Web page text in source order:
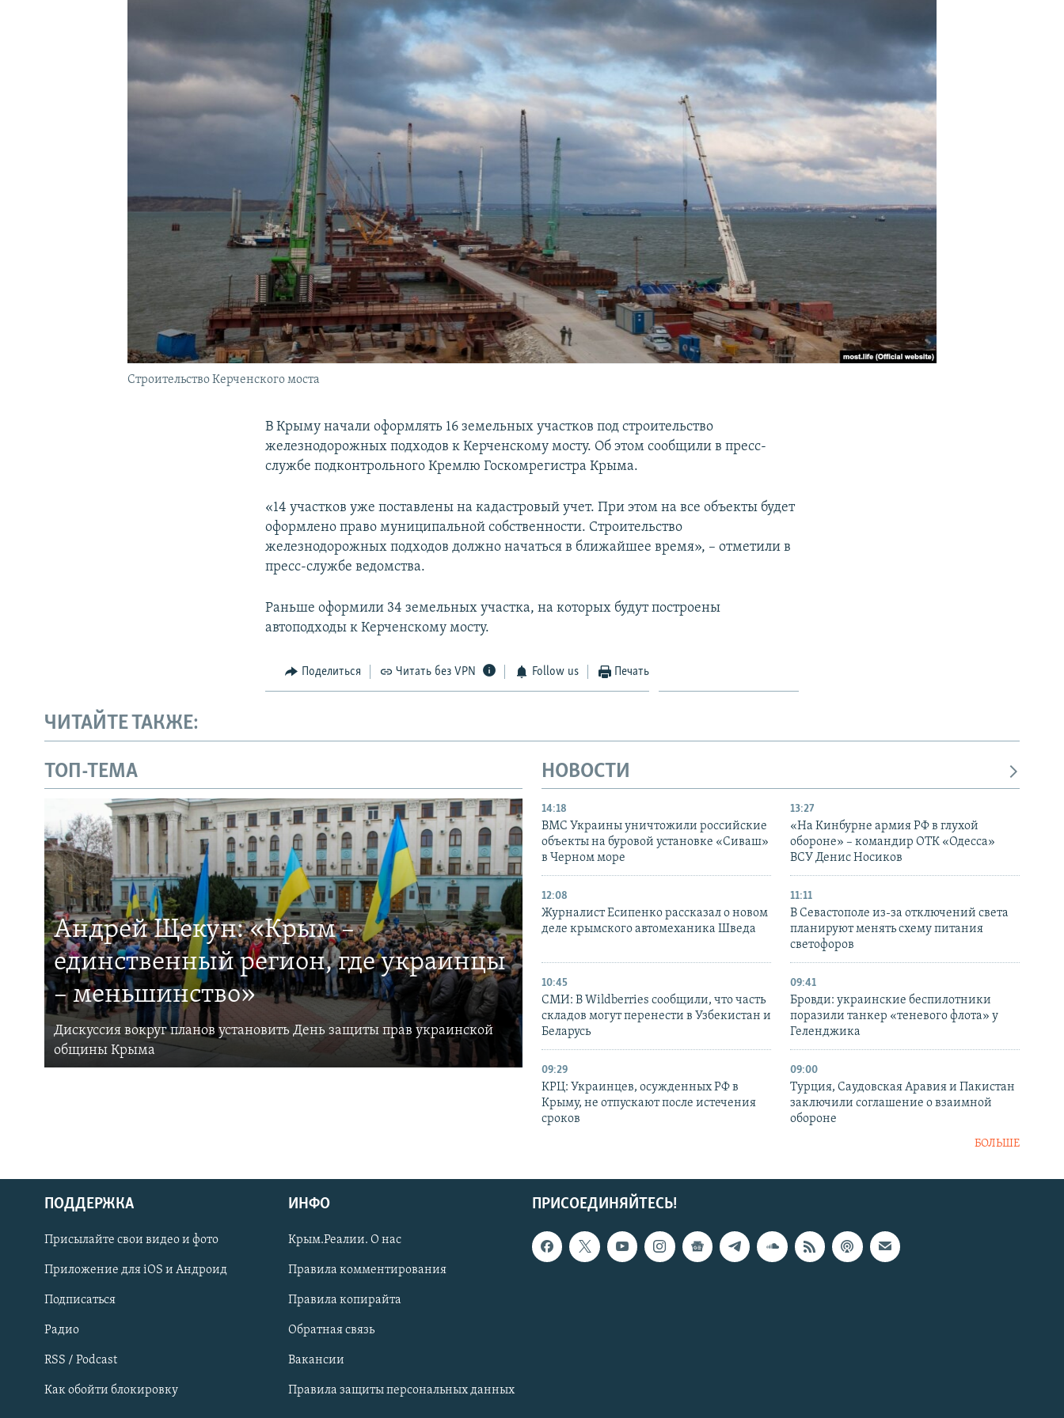
УКРАИНСКАЯ ПРОБЛЕМА КРЫМА
Українською
Qırımtatar
ПРИСОЕДИНЯЙТЕСЬ!
Строительство Керченского моста
В Крыму начали оформлять 16 земельных участков под строительство
железнодорожных подходов к Керченскому мосту. Об этом сообщили в пресс-
службе подконтрольного Кремлю Госкомрегистра Крыма.
«14 участков уже поставлены на кадастровый учет. При этом на все объекты будет
оформлено право муниципальной собственности. Строительство
железнодорожных подходов должно начаться в ближайшее время», – отметили в
пресс-службе ведомства.
Раньше оформили 34 земельных участка, на которых будут построены
автоподходы к Керченскому мосту.
Поделиться Читать без VPN Follow us Печать
ЧИТАЙТЕ ТАКЖЕ:
ТОП-ТЕМА
Андрей Щекун: «Крым –
единственный регион, где украинцы
– меньшинство»
Дискуссия вокруг планов установить День защиты прав украинской
общины Крыма
НОВОСТИ
14:18
ВМС Украины уничтожили российские
объекты на буровой установке «Сиваш»
в Черном море
13:27
«На Кинбурне армия РФ в глухой
обороне» – командир ОТК «Одесса»
ВСУ Денис Носиков
12:08
Журналист Есипенко рассказал о новом
деле крымского автомеханика Шведа
11:11
В Севастополе из-за отключений света
планируют менять схему питания
светофоров
10:45
СМИ: В Wildberries сообщили, что часть
складов могут перенести в Узбекистан и
Беларусь
09:41
Бровди: украинские беспилотники
поразили танкер «теневого флота» у
Геленджика
09:29
КРЦ: Украинцев, осужденных РФ в
Крыму, не отпускают после истечения
сроков
09:00
Турция, Саудовская Аравия и Пакистан
заключили соглашение о взаимной
обороне
БОЛЬШЕ
ПРИСОЕДИНЯЙТЕСЬ!
ПОДДЕРЖКА
Присылайте свои видео и фото
Приложение для iOS и Андроид
Подписаться
Радио
RSS / Podcast
Как обойти блокировку
ИНФО
Крым.Реалии. О нас
Правила комментирования
Правила копирайта
Обратная связь
Вакансии
Правила защиты персональных данных